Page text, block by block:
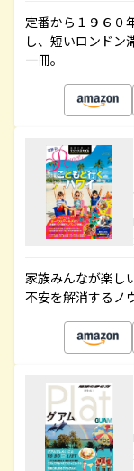
定番から１９６０
し、短いロンドン
一冊。
家族みんなが楽し
不安を解消するノ